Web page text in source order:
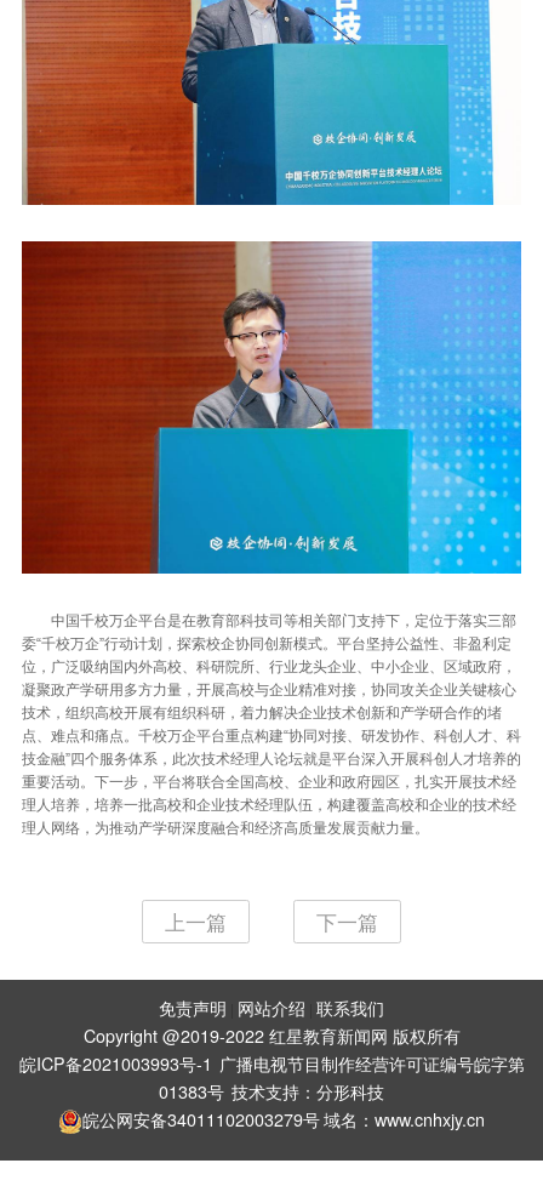
中国千校万企平台是在教育部科技司等相关部门支持下，定位于落实三部
委“千校万企”行动计划，探索校企协同创新模式。平台坚持公益性、非盈利定
位，广泛吸纳国内外高校、科研院所、行业龙头企业、中小企业、区域政府，
凝聚政产学研用多方力量，开展高校与企业精准对接，协同攻关企业关键核心
技术，组织高校开展有组织科研，着力解决企业技术创新和产学研合作的堵
点、难点和痛点。千校万企平台重点构建“协同对接、研发协作、科创人才、科
技金融”四个服务体系，此次技术经理人论坛就是平台深入开展科创人才培养的
重要活动。下一步，平台将联合全国高校、企业和政府园区，扎实开展技术经
理人培养，培养一批高校和企业技术经理队伍，构建覆盖高校和企业的技术经
理人网络，为推动产学研深度融合和经济高质量发展贡献力量。
上一篇 下一篇
免责声明 网站介绍 联系我们
Copyright @2019-2022 红星教育新闻网 版权所有
皖ICP备2021003993号-1 广播电视节目制作经营许可证编号皖字第
01383号 技术支持： 分形科技
皖公网安备34011102003279号域名：www.cnhxjy.cn